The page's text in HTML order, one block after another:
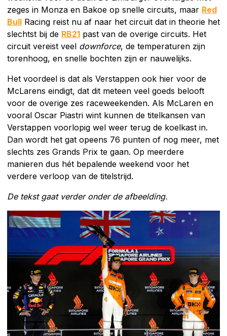
zeges in Monza en Bakoe op snelle circuits, maar Red
Bull Racing reist nu af naar het circuit dat in theorie het
slechtst bij de RB21 past van de overige circuits. Het
circuit vereist veel downforce, de temperaturen zijn
torenhoog, en snelle bochten zijn er nauwelijks.
Het voordeel is dat als Verstappen ook hier voor de
McLarens eindigt, dat dit meteen veel goeds belooft
voor de overige zes raceweekenden. Als McLaren en
vooral Oscar Piastri wint kunnen de titelkansen van
Verstappen voorlopig wel weer terug de koelkast in.
Dan wordt het gat opeens 76 punten of nog meer, met
slechts zes Grands Prix te gaan. Op meerdere
manieren dus hét bepalende weekend voor het
verdere verloop van de titelstrijd.
De tekst gaat verder onder de afbeelding.